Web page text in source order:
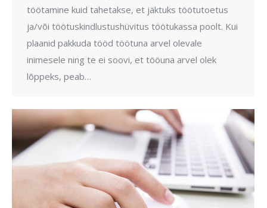
töötamine kuid tahetakse, et jäktuks töötutoetus
ja/või töötuskindlustushüvitus töötukassa poolt. Kui
plaanid pakkuda tööd töötuna arvel olevale
inimesele ning te ei soovi, et tööuna arvel olek
lõppeks, peab…